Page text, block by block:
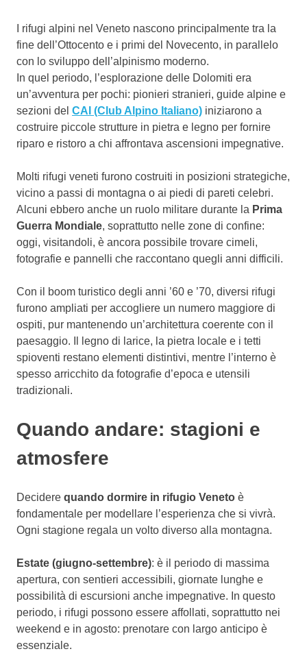
I rifugi alpini nel Veneto nascono principalmente tra la
fine dell’Ottocento e i primi del Novecento, in parallelo
con lo sviluppo dell’alpinismo moderno.
In quel periodo, l’esplorazione delle Dolomiti era
un’avventura per pochi: pionieri stranieri, guide alpine e
sezioni del CAI (Club Alpino Italiano) iniziarono a
costruire piccole strutture in pietra e legno per fornire
riparo e ristoro a chi affrontava ascensioni impegnative.
Molti rifugi veneti furono costruiti in posizioni strategiche,
vicino a passi di montagna o ai piedi di pareti celebri.
Alcuni ebbero anche un ruolo militare durante la Prima
Guerra Mondiale, soprattutto nelle zone di confine:
oggi, visitandoli, è ancora possibile trovare cimeli,
fotografie e pannelli che raccontano quegli anni difficili.
Con il boom turistico degli anni ’60 e ’70, diversi rifugi
furono ampliati per accogliere un numero maggiore di
ospiti, pur mantenendo un’architettura coerente con il
paesaggio. Il legno di larice, la pietra locale e i tetti
spioventi restano elementi distintivi, mentre l’interno è
spesso arricchito da fotografie d’epoca e utensili
tradizionali.
Quando andare: stagioni e
atmosfere
Decidere quando dormire in rifugio Veneto è
fondamentale per modellare l’esperienza che si vivrà.
Ogni stagione regala un volto diverso alla montagna.
Estate (giugno-settembre): è il periodo di massima
apertura, con sentieri accessibili, giornate lunghe e
possibilità di escursioni anche impegnative. In questo
periodo, i rifugi possono essere affollati, soprattutto nei
weekend e in agosto: prenotare con largo anticipo è
essenziale.